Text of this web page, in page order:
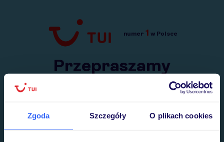
Zgoda Szczegóły O plikach cookies
Przejdź do TUI.pl
numer 1 w Polsce
Przepraszamy
Wysłaliśmy nasz serwis na krótkie wakacje.